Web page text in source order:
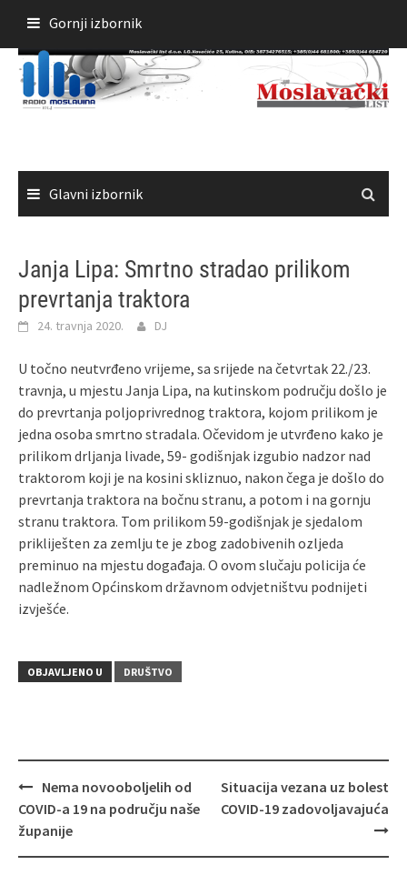
sadržaja
Gornji izbornik
Glavni izbornik
Janja Lipa: Smrtno stradao prilikom
prevrtanja traktora
24. travnja 2020. DJ
U točno neutvrđeno vrijeme, sa srijede na četvrtak 22./23.
travnja, u mjestu Janja Lipa, na kutinskom području došlo je
do prevrtanja poljoprivrednog traktora, kojom prilikom je
jedna osoba smrtno stradala. Očevidom je utvrđeno kako je
prilikom drljanja livade, 59- godišnjak izgubio nadzor nad
traktorom koji je na kosini skliznuo, nakon čega je došlo do
prevrtanja traktora na bočnu stranu, a potom i na gornju
stranu traktora. Tom prilikom 59-godišnjak je sjedalom
prikliješten za zemlju te je zbog zadobivenih ozljeda
preminuo na mjestu događaja. O ovom slučaju policija će
nadležnom Općinskom državnom odvjetništvu podnijeti
izvješće.
OBJAVLJENO U DRUŠTVO
Navigacija
objava
Nema novooboljelih od
COVID-a 19 na području naše
županije
Situacija vezana uz bolest
COVID-19 zadovoljavajuća